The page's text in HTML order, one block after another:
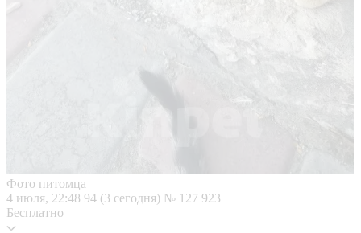
Фото питомца
4 июля, 22:48 94 (3 сегодня) № 127 923
Бесплатно